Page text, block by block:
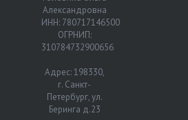
Александровна
ИНН: 780717146500
ОГРНИП:
310784732900656
Адрес: 198330,
г. Санкт-
Петербург, ул.
Беринга д.23